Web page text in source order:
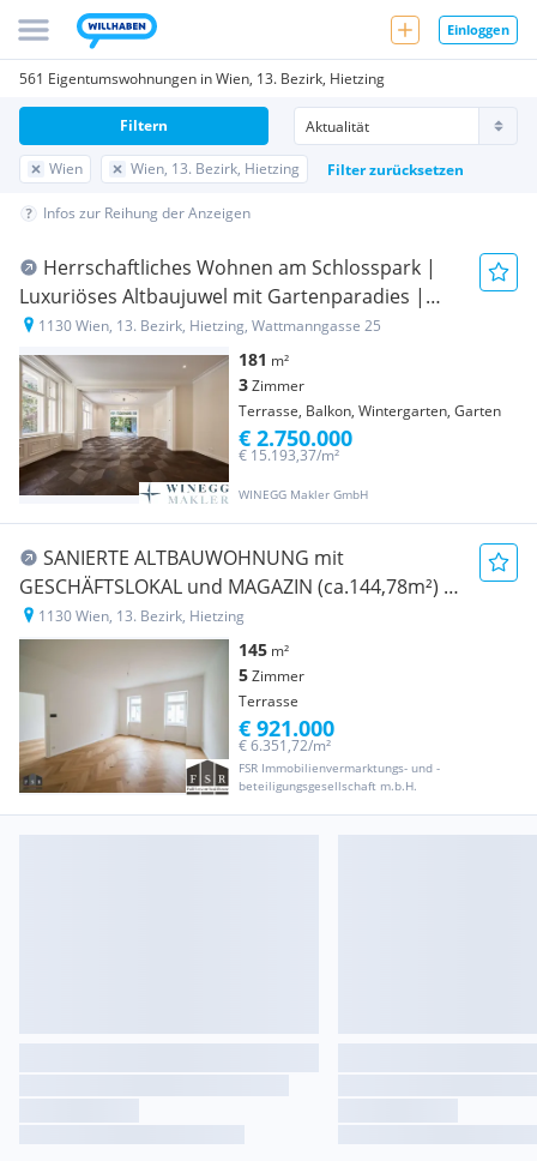
Einloggen
561 Eigentumswohnungen in Wien, 13. Bezirk, Hietzing
Wien Wien, 13. Bezirk, Hietzing Filter zurücksetzen
Filtern
Infos zur Reihung der Anzeigen
Herrschaftliches Wohnen am Schlosspark |
Luxuriöses Altbaujuwel mit Gartenparadies |
Privater Weinkeller
1130 Wien, 13. Bezirk, Hietzing, Wattmanngasse 25
181 m²
3Zimmer
Terrasse, Balkon, Wintergarten, Garten
WINEGG Makler GmbH
€ 15.193,37/m²
€ 2.750.000
SANIERTE ALTBAUWOHNUNG mit
GESCHÄFTSLOKAL und MAGAZIN (ca.144,78m²) -
Erstbezug
1130 Wien, 13. Bezirk, Hietzing
145 m²
5Zimmer
Terrasse
FSR Immobilienvermarktungs- und -
beteiligungsgesellschaft m.b.H.
€ 6.351,72/m²
€ 921.000